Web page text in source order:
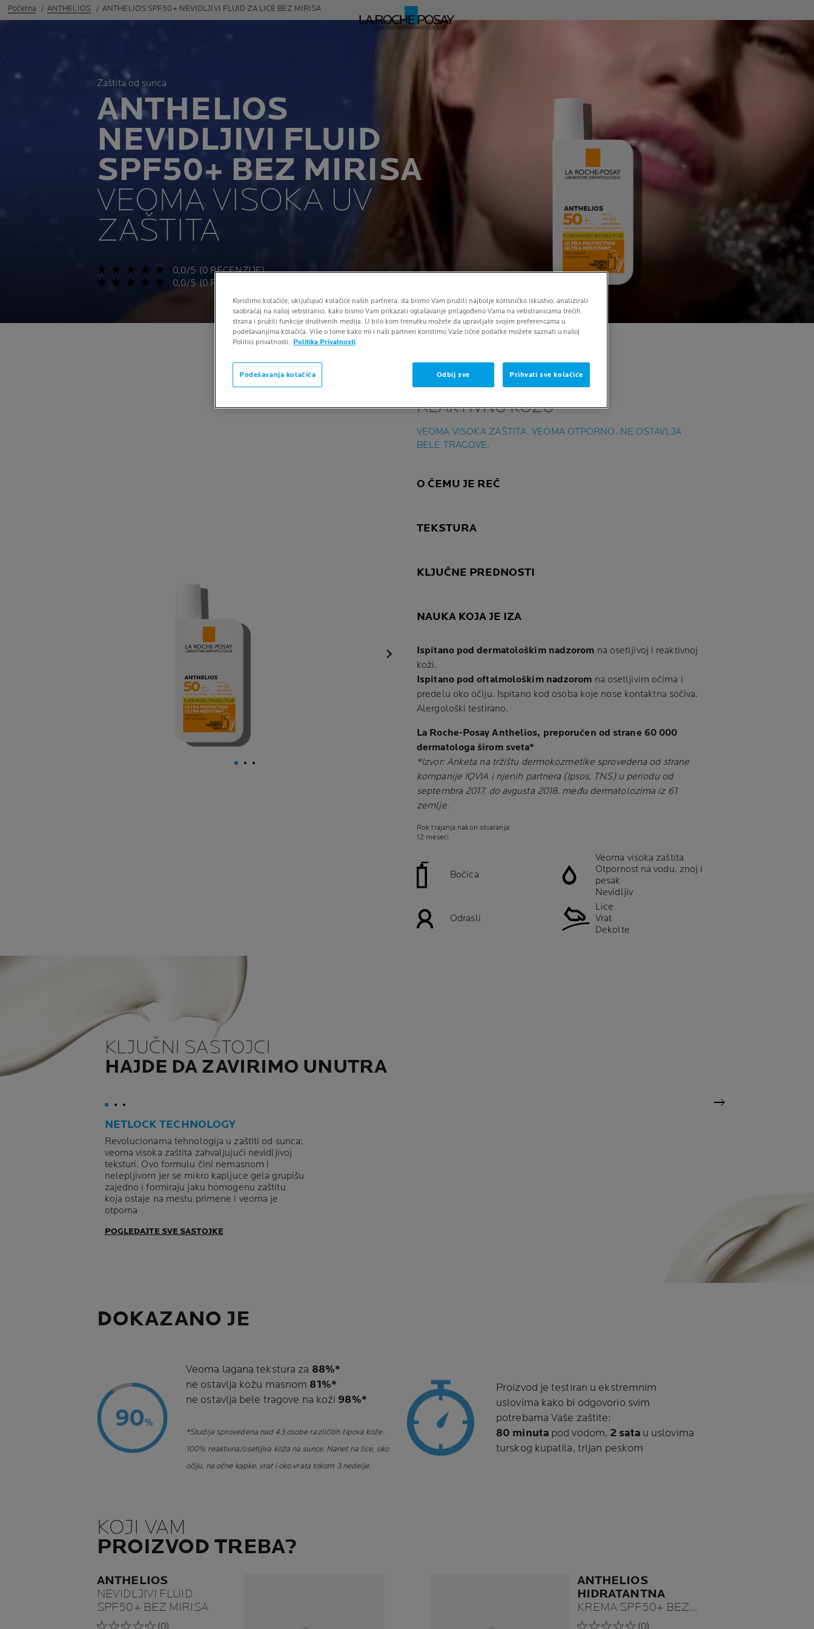
Početna ANTHELIOS ANTHELIOS SPF50+ NEVIDLJIVI FLUID ZA LICE BEZ MIRISA
Zaštita od sunca
ANTHELIOS
NEVIDLJIVI FLUID
SPF50+ BEZ MIRISA
VEOMA VISOKA UV
ZAŠTITA
0,0/5 (0 RECENZIJE)
0,0/5 (0 RECENZIJE)
Sledeći panel
ZA OSETLJIVU I
REAKTIVNU KOŽU
VEOMA VISOKA ZAŠTITA. VEOMA OTPORNO. NE OSTAVLJA
BELE TRAGOVE.
O ČEMU JE REČ
TEKSTURA
KLJUČNE PREDNOSTI
NAUKA KOJA JE IZA
Ispitano pod dermatološkim nadzorom na osetljivoj i reaktivnoj
koži.
Ispitano pod oftalmološkim nadzorom na osetljivim očima i
predelu oko očiju. Ispitano kod osoba koje nose kontaktna sočiva.
Alergološki testirano.
La Roche-Posay Anthelios, preporučen od strane 60 000
dermatologa širom sveta*
*Izvor: Anketa na tržištu dermokozmetike sprovedena od strane
kompanije IQVIA i njenih partnera (Ipsos, TNS) u periodu od
septembra 2017. do avgusta 2018. među dermatolozima iz 61
zemlje.
Rok trajanja nakon otvaranja:
12 meseci
Bočica
Veoma visoka zaštita
Otpornost na vodu, znoj i
pesak
Nevidljiv
Odrasli
Lice
Vrat
Dekolte
KLJUČNI SASTOJCI
HAJDE DA ZAVIRIMO UNUTRA
Sledeći panel
NETLOCK TECHNOLOGY
Revolucionarna tehnologija u zaštiti od sunca:
veoma visoka zaštita zahvaljujući nevidljivoj
teksturi. Ovo formulu čini nemasnom i
nelepljivom jer se mikro kapljuce gela grupišu
zajedno i formiraju jaku homogenu zaštitu
koja ostaje na mestu primene i veoma je
otporna
POGLEDAJTE SVE SASTOJKE
DOKAZANO JE
Veoma lagana tekstura za 88%*
ne ostavlja kožu masnom 81%*
ne ostavlja bele tragove na koži 98%*
*Studija sprovedena nad 43 osobe različitih tipova kože.
100% reaktivna/osetljiva koža na sunce. Nanet na lice, oko
očiju, na očne kapke, vrat i oko vrata tokom 3 nedelje.
Proizvod je testiran u ekstremnim
uslovima kako bi odgovorio svim
potrebama Vaše zaštite:
80 minutapod vodom, 2 satau uslovima
turskog kupatila, trljan peskom
KOJI VAM
PROIZVOD TREBA?
ANTHELIOS
NEVIDLJIVI FLUID
SPF50+ BEZ MIRISA
ANTHELIOS
HIDRATANTNA
KREMA SPF50+ BEZ
MIRISA
Koristimo kolačiće, uključujući kolačiće naših partnera, da bismo Vam pružili najbolje korisničko iskustvo, analizirali
saobraćaj na našoj vebstranici, kako bismo Vam prikazali oglašavanje prilagođeno Vama na vebstranicama trećih
strana i pružili funkcije društvenih medija. U bilo kom trenutku možete da upravljate svojim preferencama u
podešavanjima kolačića. Više o tome kako mi i naši partneri koristimo Vaše lične podatke možete saznati u našoj
Politici privatnosti. Politika Privatnosti
Odbij sve Prihvati sve kolačiće
Podešavanja kolačića